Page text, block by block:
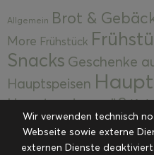
Allgemein Brot &
More Frühstück
Snacks Geschenke
Hauptspeisen
Hauptspeisen süß
Kuchen, Torten
Desserts Kulinarik
Wir verwenden technisch
Webseite sowie externe
externen Dienste